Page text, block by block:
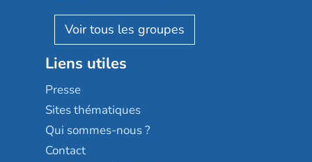
Reseda
Stella management
Les villages d'or
Sérénys
Résidences services Villa Médicis
Résidalya
Groupe aplus
AGE D'OR Services
Liens utiles
Presse
Sites thématiques
Qui sommes-nous ?
Contact